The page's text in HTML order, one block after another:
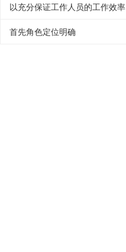
以充分保证工作人员的工作效率
首先角色定位明确